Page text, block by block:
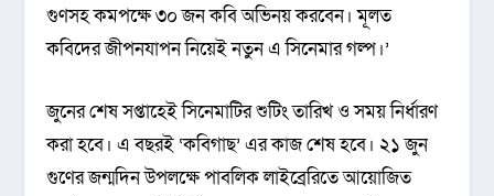
গুণসহ কমপক্ষে ৩০ জন কবি অভিনয় করবেন। মূলত
কবিদের জীপনযাপন নিয়েই নতুন এ সিনেমার গল্প।’
জুনের শেষ সপ্তাহেই সিনেমাটির শুটিং তারিখ ও সময় নির্ধারণ
করা হবে। এ বছরই ‘কবিগাছ’ এর কাজ শেষ হবে। ২১ জুন
গুণের জন্মদিন উপলক্ষে পাবলিক লাইব্রেরিতে আয়োজিত